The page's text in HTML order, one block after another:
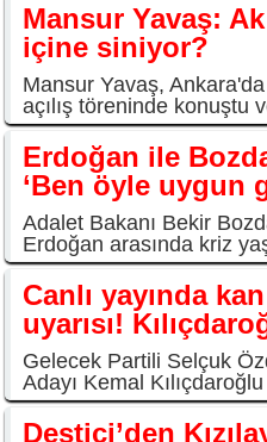
Mansur Yavaş:
içine siniyor?
Mansur Yavaş,
açılış töreninde konuştu
Erdoğan ile
‘Ben öyle uygun
Adalet Bakanı Bekir
Erdoğan arasında kriz
Canlı yayında
uyarısı!
Gelecek Partili Selçuk
Adayı Kemal
Destici’den